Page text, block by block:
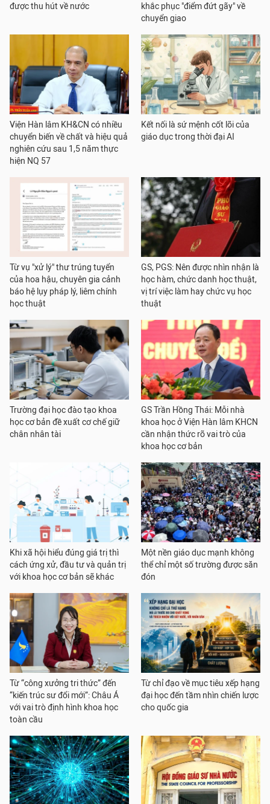
được thu hút về nước
khắc phục "điểm đứt gãy" về
chuyển giao
Viện Hàn lâm KH&CN có nhiều
chuyển biến về chất và hiệu quả
nghiên cứu sau 1,5 năm thực
hiện NQ 57
Kết nối là sứ mệnh cốt lõi của
giáo dục trong thời đại AI
Từ vụ "xử lý" thư trúng tuyển
của hoa hậu, chuyên gia cảnh
báo hệ lụy pháp lý, liêm chính
học thuật
GS, PGS: Nên được nhìn nhận là
học hàm, chức danh học thuật,
vị trí việc làm hay chức vụ học
thuật
Trường đại học đào tạo khoa
học cơ bản đề xuất cơ chế giữ
chân nhân tài
GS Trần Hồng Thái: Mỗi nhà
khoa học ở Viện Hàn lâm KHCN
cần nhận thức rõ vai trò của
khoa học cơ bản
Khi xã hội hiểu đúng giá trị thì
cách ứng xử, đầu tư và quản trị
với khoa học cơ bản sẽ khác
Một nền giáo dục mạnh không
thể chỉ một số trường được săn
đón
Từ “công xưởng tri thức” đến
“kiến trúc sư đổi mới”: Châu Á
với vai trò định hình khoa học
toàn cầu
Từ chỉ đạo về mục tiêu xếp hạng
đại học đến tầm nhìn chiến lược
cho quốc gia